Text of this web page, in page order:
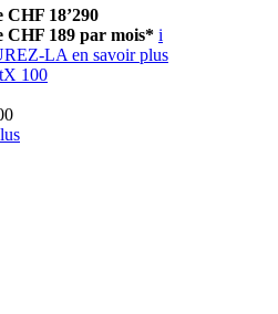
18’290
CHF 189 par mois* i
LA en savoir plus
100